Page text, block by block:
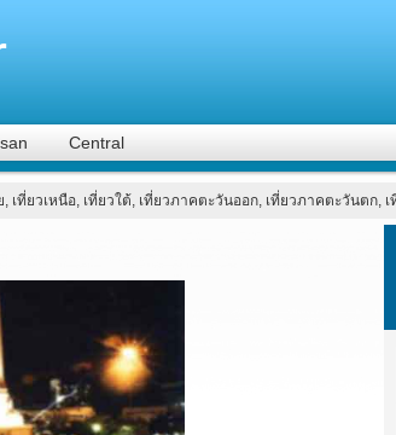
Central
เที่ยวเหนือ, เที่ยวใต้, เที่ยวภาคตะวันออก, เที่ยวภาคตะวันตก,